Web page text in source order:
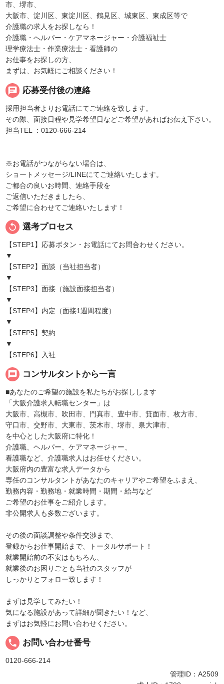
市、堺市、
大阪市、淀川区、東淀川区、鶴見区、城東区、東成区等で
介護職の求人をお探しなら！
介護職・へルパー・ケアマネージャー・介護福祉士
理学療法士・作業療法士・看護師の
お仕事をお探しの方、
まずは、お気軽にご相談ください！
chat 応募受付後の連絡
採用担当者よりお電話にてご連絡を致します。
その際、面接日程や見学希望日などご希望があればお伝え下さい。
担当TEL ：0120-666-214
※お電話がつながらない場合は、
ショートメッセージ/LINEにてご連絡いたします。
ご都合の良いお時間、連絡手段を
ご返信いただきましたら、
ご希望に合わせてご連絡いたします！
replay 選考プロセス
【STEP1】応募ボタン・お電話にてお問合わせください。
▼
【STEP2】面談（当社担当者）
▼
【STEP3】面接（施設面接担当者）
▼
【STEP4】内定（面接1週間程度）
▼
【STEP5】契約
▼
【STEP6】入社
message コンサルタントから一言
■あなたのご希望の施設を私たちがお探しします
「大阪介護求人転職センター」は
大阪市、高槻市、吹田市、門真市、豊中市、箕面市、枚方市、
守口市、交野市、大東市、茨木市、堺市、泉大津市、
を中心とした大阪府に特化！
介護職、ヘルパー、ケアマネージャー、
看護職など、介護職求人はお任せください。
大阪府内の豊富な求人データから
専任のコンサルタントがあなたのキャリアやご希望をふまえ、
勤務内容・勤務地・就業時間・期間・給与など
ご希望のお仕事をご紹介します。
非公開求人も多数ございます。
その後の面談調整や条件交渉まで、
登録からお仕事開始まで、トータルサポート！
就業開始前の不安はもちろん、
就業後のお困りごとも当社のスタッフが
しっかりとフォロー致します！
まずは見学してみたい！
気になる施設があって詳細が聞きたい！など、
まずはお気軽にお問い合わせください。
local_phone お問い合わせ番号
0120-666-214
管理ID：A2509